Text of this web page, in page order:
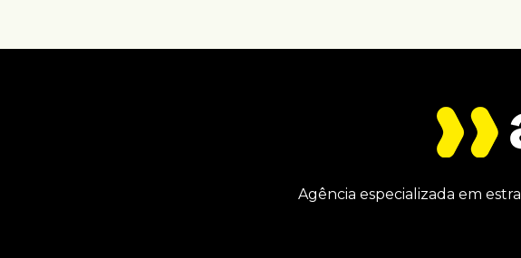
Agência especializada em